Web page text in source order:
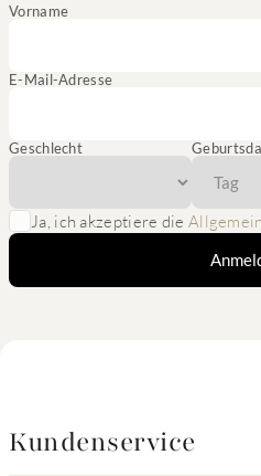
Vorname
E-Mail-Adresse
Geschlecht
Ja, ich akzeptiere die
Kundenservice